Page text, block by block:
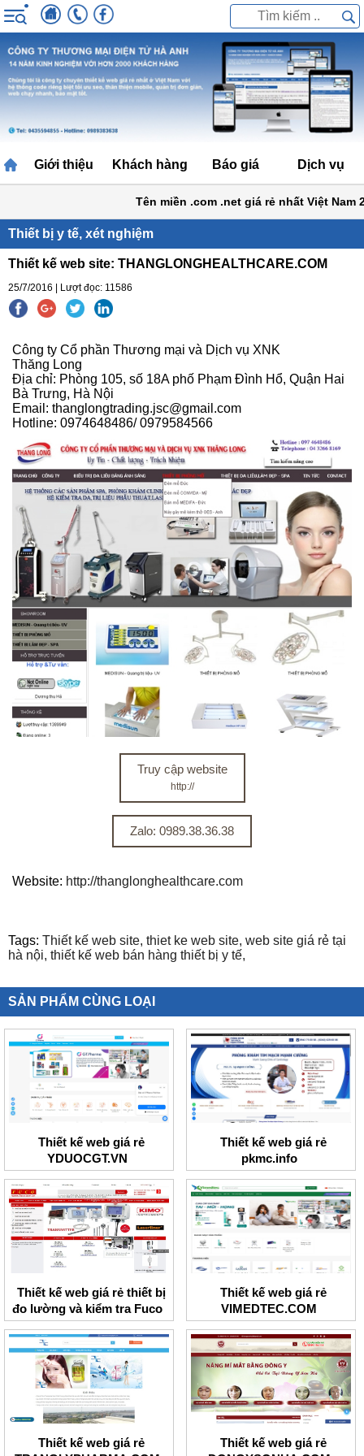
Giới thiệu Khách hàng Báo giá Dịch vụ
Tên miền .com .net giá rẻ nhất Việt Nam
Thiết bị y tế, xét nghiệm
Thiết kế web site: THANGLONGHEALTHCARE.COM
25/7/2016 | Lượt đọc: 11586
Công ty Cổ phần Thương mại và Dịch vụ XNK
Thăng Long
Địa chỉ: Phòng 105, số 18A phố Phạm Đình Hổ, Quận Hai
Bà Trưng, Hà Nội
Email: thanglongtrading.jsc@gmail.com
Hotline: 0974648486/ 0979584566
Truy cập website
http://
Zalo: 0989.38.36.38
Website: http://thanglonghealthcare.com
Tags: Thiết kế web site, thiet ke web site, web site giá rẻ tại
hà nội, thiết kế web bán hàng thiết bị y tế,
SẢN PHẨM CÙNG LOẠI
Thiết kế web giá rẻ
YDUOCGT.VN
Thiết kế web giá rẻ
pkmc.info
Thiết kế web giá rẻ thiết bị
đo lường và kiểm tra Fuco
Thiết kế web giá rẻ
VIMEDTEC.COM
Thiết kế web giá rẻ
Thiết kế web giá rẻ